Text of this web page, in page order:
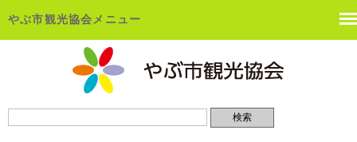
やぶ市観光協会メニュー